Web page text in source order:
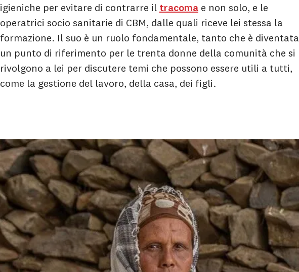
igieniche per evitare di contrarre il tracomae non solo, e le
operatrici socio sanitarie di CBM, dalle quali riceve lei stessa la
formazione. Il suo è un ruolo fondamentale, tanto che è diventata
un punto di riferimento per le trenta donne della comunità che si
rivolgono a lei per discutere temi che possono essere utili a tutti,
come la gestione del lavoro, della casa, dei figli.